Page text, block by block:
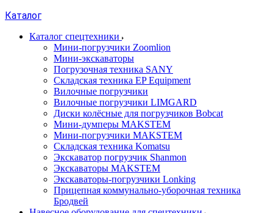
Каталог
Каталог спецтехники
Мини-погрузчики Zoomlion
Мини-экскаваторы
Погрузочная техника SANY
Складская техника EP Equipment
Вилочные погрузчики
Вилочные погрузчики LIMGARD
Диски колёсные для погрузчиков Bobcat
Мини-думперы MAKSTEM
Мини-погрузчики MAKSTEM
Складская техника Komatsu
Экскаватор погрузчик Shanmon
Экскаваторы MAKSTEM
Экскаваторы-погрузчики Lonking
Прицепная коммунально-уборочная техника
Бродвей